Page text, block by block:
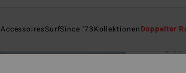
AccessoiresSurfSince '73KollektionenDoppelter